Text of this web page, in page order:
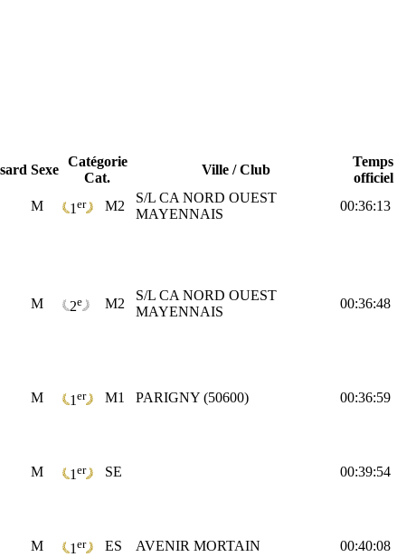
Sexe
Catégorie
Cat.
Ville / Club
Temps
officiel
M 1 er M2
S/L CA NORD OUEST
MAYENNAIS
00:36:13
M 2e M2
S/L CA NORD OUEST
MAYENNAIS
00:36:48
M 1 er M1 PARIGNY (50600) 00:36:59
M 1 er SE 00:39:54
M 1 er ES AVENIR MORTAIN 00:40:08